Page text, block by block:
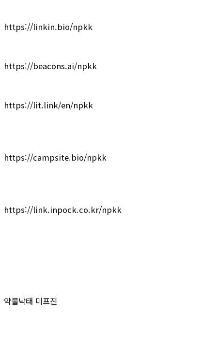
https://linkin.bio/npkk
https://beacons.ai/npkk
https://lit.link/en/npkk
https://campsite.bio/npkk
https://link.inpock.co.kr/npkk
약물낙태 미프진